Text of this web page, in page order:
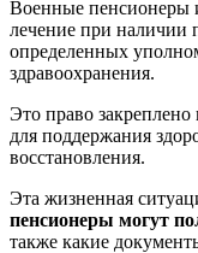
Военные пенсионеры
лечение при наличии
определенных
здравоохранения.
Это право закреплено
для поддержания
восстановления.
Эта жизненная
пенсионеры могут
также какие